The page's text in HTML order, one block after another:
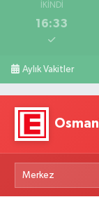
İKINDI
16:33
Aylık Vakitler